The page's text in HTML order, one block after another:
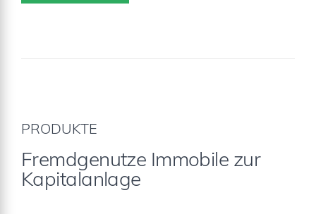
PRODUKTE
Fremdgenutze Immobile zur
Kapitalanlage